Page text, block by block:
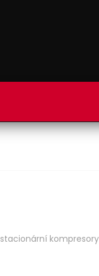
stacionární kompresory